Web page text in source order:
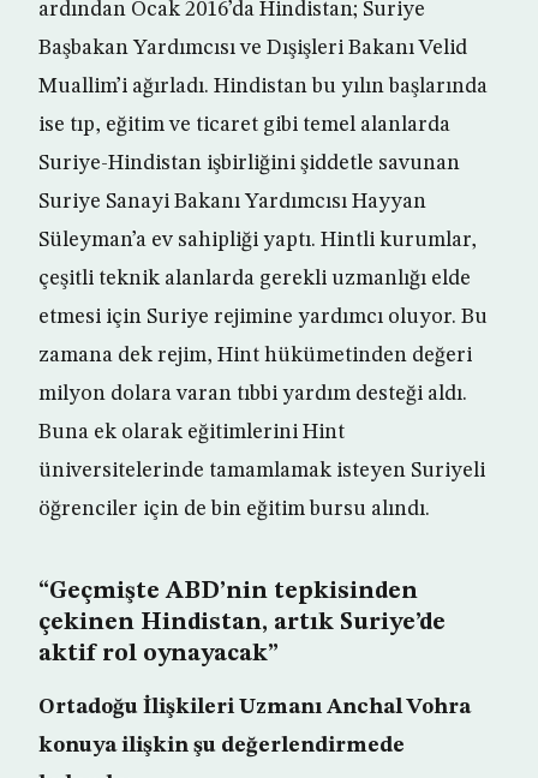
ardından Ocak 2016’da Hindistan; Suriye
Başbakan Yardımcısı ve Dışişleri Bakanı Velid
Muallim’i ağırladı. Hindistan bu yılın başlarında
ise tıp, eğitim ve ticaret gibi temel alanlarda
Suriye-Hindistan işbirliğini şiddetle savunan
Suriye Sanayi Bakanı Yardımcısı Hayyan
Süleyman’a ev sahipliği yaptı. Hintli kurumlar,
çeşitli teknik alanlarda gerekli uzmanlığı elde
etmesi için Suriye rejimine yardımcı oluyor. Bu
zamana dek rejim, Hint hükümetinden değeri
milyon dolara varan tıbbi yardım desteği aldı.
Buna ek olarak eğitimlerini Hint
üniversitelerinde tamamlamak isteyen Suriyeli
öğrenciler için de bin eğitim bursu alındı.
“Geçmişte ABD’nin tepkisinden
çekinen Hindistan, artık Suriye’de
aktif rol oynayacak”
Ortadoğu İlişkileri Uzmanı Anchal Vohra
konuya ilişkin şu değerlendirmede